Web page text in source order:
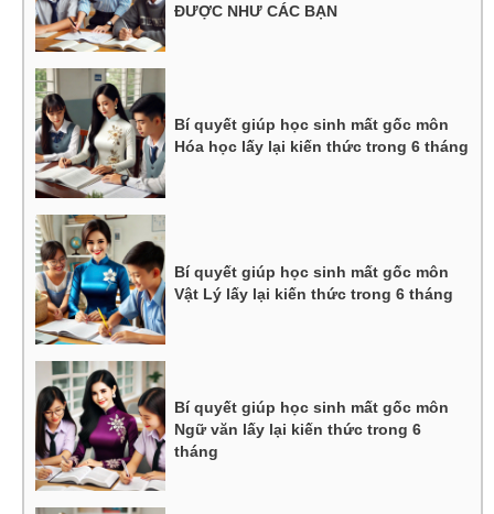
ĐƯỢC NHƯ CÁC BẠN
Bí quyết giúp học sinh mất gốc môn
Hóa học lấy lại kiến thức trong 6 tháng
Bí quyết giúp học sinh mất gốc môn
Vật Lý lấy lại kiến thức trong 6 tháng
Bí quyết giúp học sinh mất gốc môn
Ngữ văn lấy lại kiến thức trong 6
tháng